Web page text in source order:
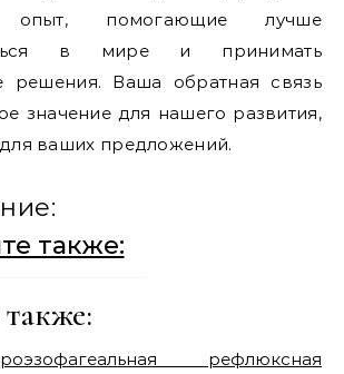
помогающие лучше
в мире и принимать
решения. Ваша обратная связь
значение для нашего развития,
ваших предложений.
также:
рефлюксная